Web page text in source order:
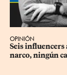
OPINIÓN
Seis influencers
narco, ningún